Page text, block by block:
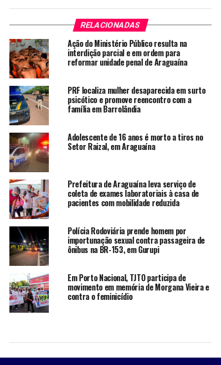
RELACIONADAS
Ação do Ministério Público resulta na
interdição parcial e em ordem para
reformar unidade penal de Araguaína
PRF localiza mulher desaparecida em surto
psicótico e promove reencontro com a
família em Barrolândia
Adolescente de 16 anos é morto a tiros no
Setor Raizal, em Araguaína
Prefeitura de Araguaína leva serviço de
coleta de exames laboratoriais à casa de
pacientes com mobilidade reduzida
Polícia Rodoviária prende homem por
importunação sexual contra passageira de
ônibus na BR-153, em Gurupi
Em Porto Nacional, TJTO participa de
movimento em memória de Morgana Vieira e
contra o feminicídio